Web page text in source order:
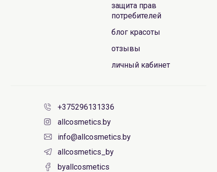
защита прав
потребителей
блог красоты
отзывы
личный кабинет
+375296131336
allcosmetics.by
info@allcosmetics.by
allcosmetics_by
byallcosmetics